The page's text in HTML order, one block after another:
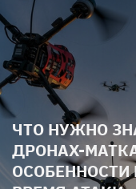
ЧТО НУЖНО
ДРОНАХ-
ОСОБЕННОСТИ